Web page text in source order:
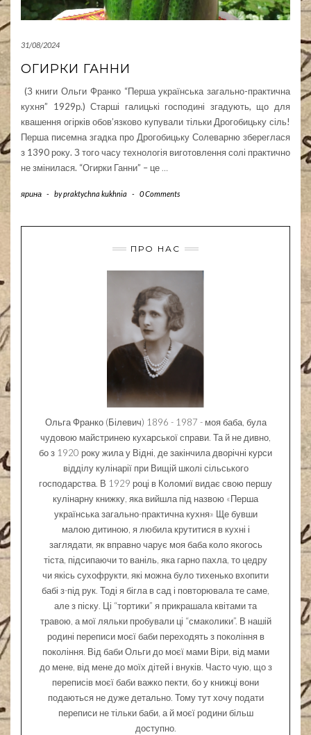
31/08/2024
ОГИРКИ ГАННИ
(З книги Ольги Франко “Перша українська загально-практична
кухня” 1929р.) Старші галицькі господині згадують, що для
квашення огірків обов’язково купували тільки Дрогобицьку сіль!
Перша писемна згадка про Дрогобицьку Солеварню збереглася
з 1390 року. З того часу технологія виготовлення солі практично
не змінилася. “Огирки Ганни” – це…
ярина - bypraktychna kukhnia - 0 Comments
ПРО НАС
Ольга Франко (Білевич) 1896 - 1987 - моя баба, була
чудовою майстринею кухарської справи. Та й не дивно,
бо з 1920 року жила у Відні, де закінчила дворічні курси
відділу кулінарії при Вищій школі сільського
господарства. В 1929 році в Коломиї видає свою першу
кулінарну книжку, яка вийшла під назвою «Перша
українська загально-практична кухня» Ще бувши
малою дитиною, я любила крутитися в кухні і
заглядати, як вправно чарує моя баба коло якогось
тіста, підсипаючи то ваніль, яка гарно пахла, то цедру
чи якісь сухофрукти, які можна було тихенько вхопити
бабі з-під рук. Тоді я бігла в сад і повторювала те саме,
але з піску. Ці “тортики” я прикрашала квітами та
травою, а мої ляльки пробували ці “смаколики”. В нашій
родині переписи моєї баби переходять з покоління в
покоління. Від баби Ольги до моєї мами Віри, від мами
до мене, від мене до моїх дітей і внуків. Часто чую, що з
переписів моєї баби важко пекти, бо у книжці вони
подаються не дуже детально. Тому тут хочу подати
переписи не тільки баби, а й моєї родини більш
доступно.